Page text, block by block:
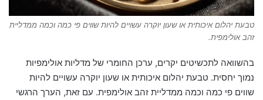
טבעת יהלום איכותית או שעון יוקרה עשויים להיות שווים פי כמה וכמה ממדליית
זהב אולימפית.
בהשוואה לתכשיטים יקרים, ערכן החומרי של מדליות אולימפיות
נמוך יחסית. טבעת יהלום איכותית או שעון יוקרה עשויים להיות
שווים פי כמה וכמה ממדליית זהב אולימפית. עם זאת, הערך הרגשי